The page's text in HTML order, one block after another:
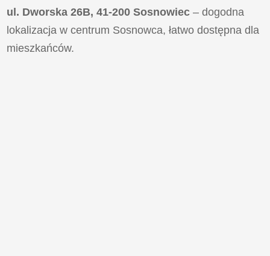
ul. Dworska 26B, 41-200 Sosnowiec – dogodna
lokalizacja w centrum Sosnowca, łatwo dostępna dla
mieszkańców.